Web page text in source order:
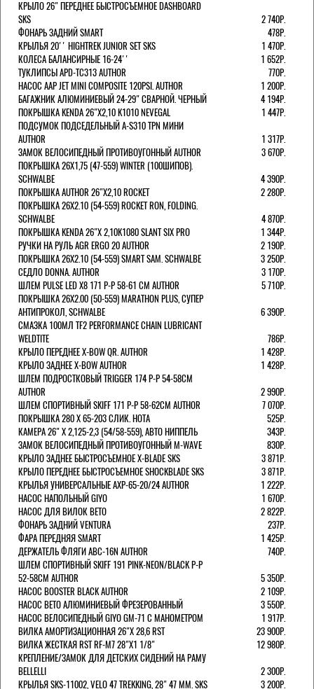
КРЫЛО 26" ПЕРЕДНЕЕ БЫСТРОСЪЕМНОЕ DASHBOARD
SKS
2 740Р.
ФОНАРЬ ЗАДНИЙ SMART
478Р.
КРЫЛЬЯ 20'' HIGHTREK JUNIOR SET SKS
1 470Р.
КОЛЕСА БАЛАНСИРНЫЕ 16-24''
1 652Р.
ТУКЛИПСЫ APD-TC313 AUTHOR
770Р.
НАСОС AAP JET MINI COMPOSITE 120PSI. AUTHOR
1 200Р.
БАГАЖНИК АЛЮМИНИЕВЫЙ 24-29" СВАРНОЙ. ЧЕРНЫЙ
4 194Р.
ПОКРЫШКА KENDA 26"Х2,10 K1010 NEVEGAL
1 447Р.
ПОДСУМОК ПОДСЕДЕЛЬНЫЙ A-S310 TPN МИНИ
AUTHOR
1 317Р.
ЗАМОК ВЕЛОСИПЕДНЫЙ ПРОТИВОУГОННЫЙ AUTHOR
3 670Р.
ПОКРЫШКА 26X1,75 (47-559) WINTER (100ШИПОВ).
SCHWALBE
4 390Р.
ПОКРЫШКА AUTHOR 26"Х2,10 ROCKET
2 280Р.
ПОКРЫШКА 26X2.10 (54-559) ROCKET RON, FOLDING.
SCHWALBE
4 870Р.
ПОКРЫШКА KENDA 26"Х 2,10K1080 SLANT SIX PRO
1 344Р.
РУЧКИ НА РУЛЬ AGR ERGO 20 AUTHOR
2 190Р.
ПОКРЫШКА 26X2.10 (54-559) SMART SAM. SCHWALBE
3 250Р.
СЕДЛО DONNA. AUTHOR
3 170Р.
ШЛЕМ PULSE LED X8 171 Р-Р 58-61 СМ AUTHOR
5 710Р.
ПОКРЫШКА 26X2.00 (50-559) MARATHON PLUS, СУПЕР
АНТИПРОКОЛ, SCHWALBE
6 390Р.
СМАЗКА 100МЛ TF2 PERFORMANCE CHAIN LUBRICANT
WELDTITE
786Р.
КРЫЛО ПЕРЕДНЕЕ X-BOW QR. AUTHOR
1 428Р.
КРЫЛО ЗАДНЕЕ X-BOW AUTHOR
1 428Р.
ШЛЕМ ПОДРОСТКОВЫЙ TRIGGER 174 Р-Р 54-58СМ
AUTHOR
2 990Р.
ШЛЕМ СПОРТИВНЫЙ SKIFF 171 Р-Р 58-62СМ AUTHOR
7 070Р.
ПОКРЫШКА 280 X 65-203 СЛИК. HOTA
525Р.
КАМЕРА 26" X 2,125-2,3 (54/58-559), АВТО НИППЕЛЬ
343Р.
ЗАМОК ВЕЛОСИПЕДНЫЙ ПРОТИВОУГОННЫЙ M-WAVE
830Р.
КРЫЛО ЗАДНЕЕ БЫСТРОСЪЕМНОЕ X-BLADE SKS
3 871Р.
КРЫЛО ПЕРЕДНЕЕ БЫСТРОСЪЕМНОЕ SHOCKBLADE SKS
3 871Р.
КРЫЛЬЯ УНИВЕРСАЛЬНЫЕ AXP-65-20/24 AUTHOR
1 222Р.
НАСОС НАПОЛЬНЫЙ GIYO
1 670Р.
НАСОС ДЛЯ ВИЛОК ВЕТО
2 822Р.
ФОНАРЬ ЗАДНИЙ VENTURA
237Р.
ФАРА ПЕРЕДНЯЯ SMART
1 425Р.
ДЕРЖАТЕЛЬ ФЛЯГИ ABC-16N AUTHOR
740Р.
ШЛЕМ СПОРТИВНЫЙ SKIFF 191 PINK-NEON/BLACK Р-Р
52-58СМ AUTHOR
5 350Р.
НАСОС BOOSTER BLACK AUTHOR
2 109Р.
НАСОС BETO АЛЮМИНИЕВЫЙ ФРЕЗЕРОВАННЫЙ
3 550Р.
НАСОС ВЕЛОСИПЕДНЫЙ GIYO GM-71 С МАНОМЕТРОМ
1 917Р.
ВИЛКА АМОРТИЗАЦИОННАЯ 26"Х 28,6 RST
23 900Р.
ВИЛКА ЖЕСТКАЯ RST RF-M7 28"Х1 1/8"
12 980Р.
КРЕПЛЕНИЕ/ЗАМОК ДЛЯ ДЕТСКИХ СИДЕНИЙ НА РАМУ
BELLELLI
2 300Р.
КРЫЛЬЯ SKS-11002, VELO 47 TREKKING, 28" 47 ММ. SKS
3 200Р.